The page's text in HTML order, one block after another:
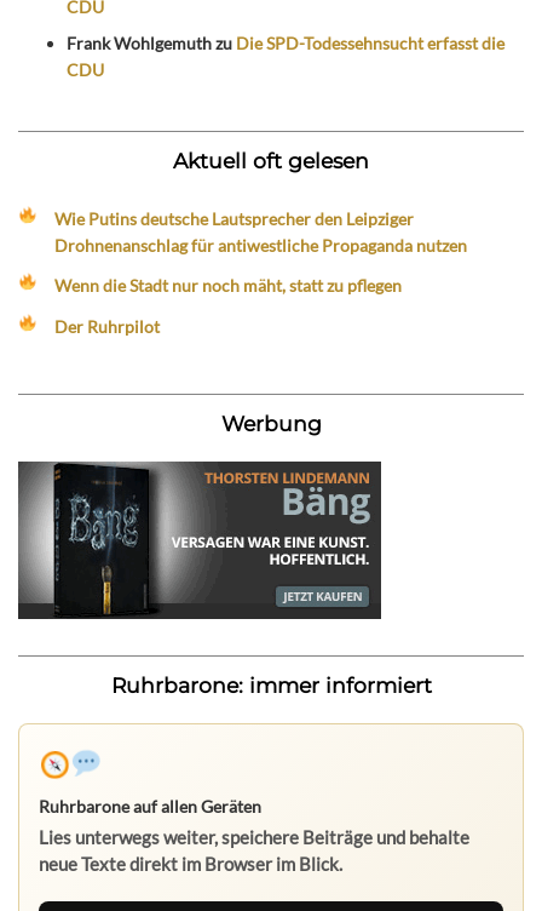
CDU
Frank Wohlgemuthzu Die SPD-Todessehnsucht erfasst die
CDU
Aktuell oft gelesen
Wie Putins deutsche Lautsprecher den Leipziger
Drohnenanschlag für antiwestliche Propaganda nutzen
Wenn die Stadt nur noch mäht, statt zu pflegen
Der Ruhrpilot
Werbung
Ruhrbarone: immer informiert
Ruhrbarone auf allen Geräten
Lies unterwegs weiter, speichere Beiträge und behalte
neue Texte direkt im Browser im Blick.